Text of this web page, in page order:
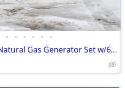
• • • • • •
Cummins Onan 75 KW Natural Gas Generator Set w/610 Hours